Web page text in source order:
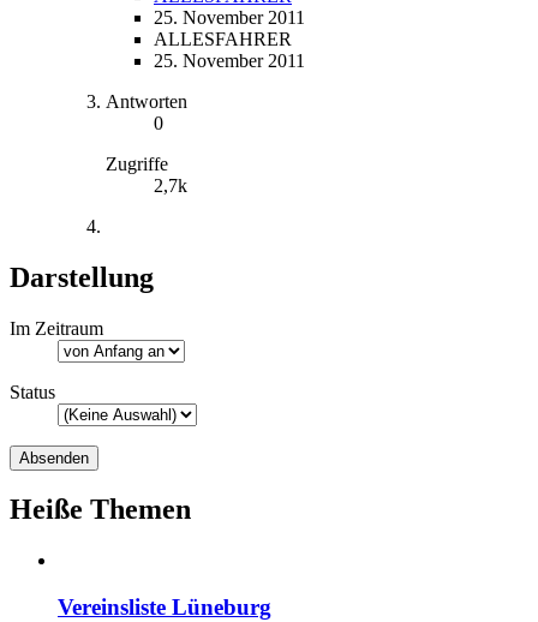
25. November 2011
ALLESFAHRER
25. November 2011
Antworten
0
Zugriffe
2,7k
Darstellung
Im Zeitraum
Status
Heiße Themen
Vereinsliste Lüneburg